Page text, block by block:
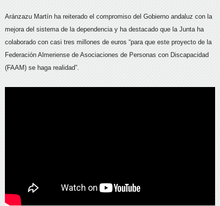
Aránzazu Martín ha reiterado el compromiso del Gobierno andaluz con la
mejora del sistema de la dependencia y ha destacado que la Junta ha
colaborado con casi tres millones de euros “para que este proyecto de la
Federación Almeriense de Asociaciones de Personas con Discapacidad
(FAAM) se haga realidad”.